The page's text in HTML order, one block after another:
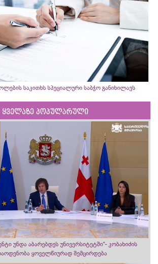
საკითხს სპეციალური საბჭო განიხილავს
ყველაზე პოპულარული
უნდა აბარებდეს უნივერსიტეტში“- კობახიძის
ყოველწიურად შემცირდება